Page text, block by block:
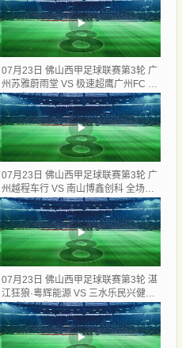
07月23日 佛山西甲足球联赛第3轮 广
州苏雅蔚雨堂 VS 极速超鹰广州FC 全
场录像
07月23日 佛山西甲足球联赛第3轮 广
州越程车行 VS 南山博鑫创科 全场录
像
07月23日 佛山西甲足球联赛第3轮 湛
江狂狼·粵辉能源 VS 三水乐民兴健力
宝 全场录像